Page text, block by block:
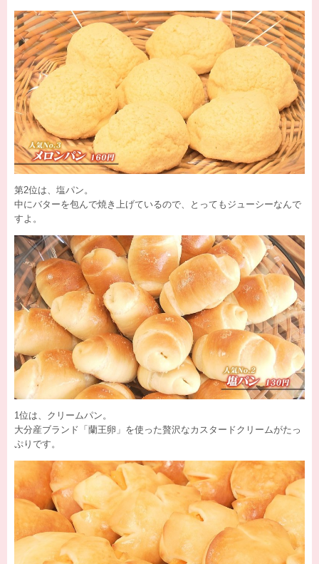
第2位は、塩パン。
中にバターを包んで焼き上げているので、とってもジューシーなんで
すよ。
1位は、クリームパン。
大分産ブランド「蘭王卵」を使った贅沢なカスタードクリームがたっ
ぷりです。